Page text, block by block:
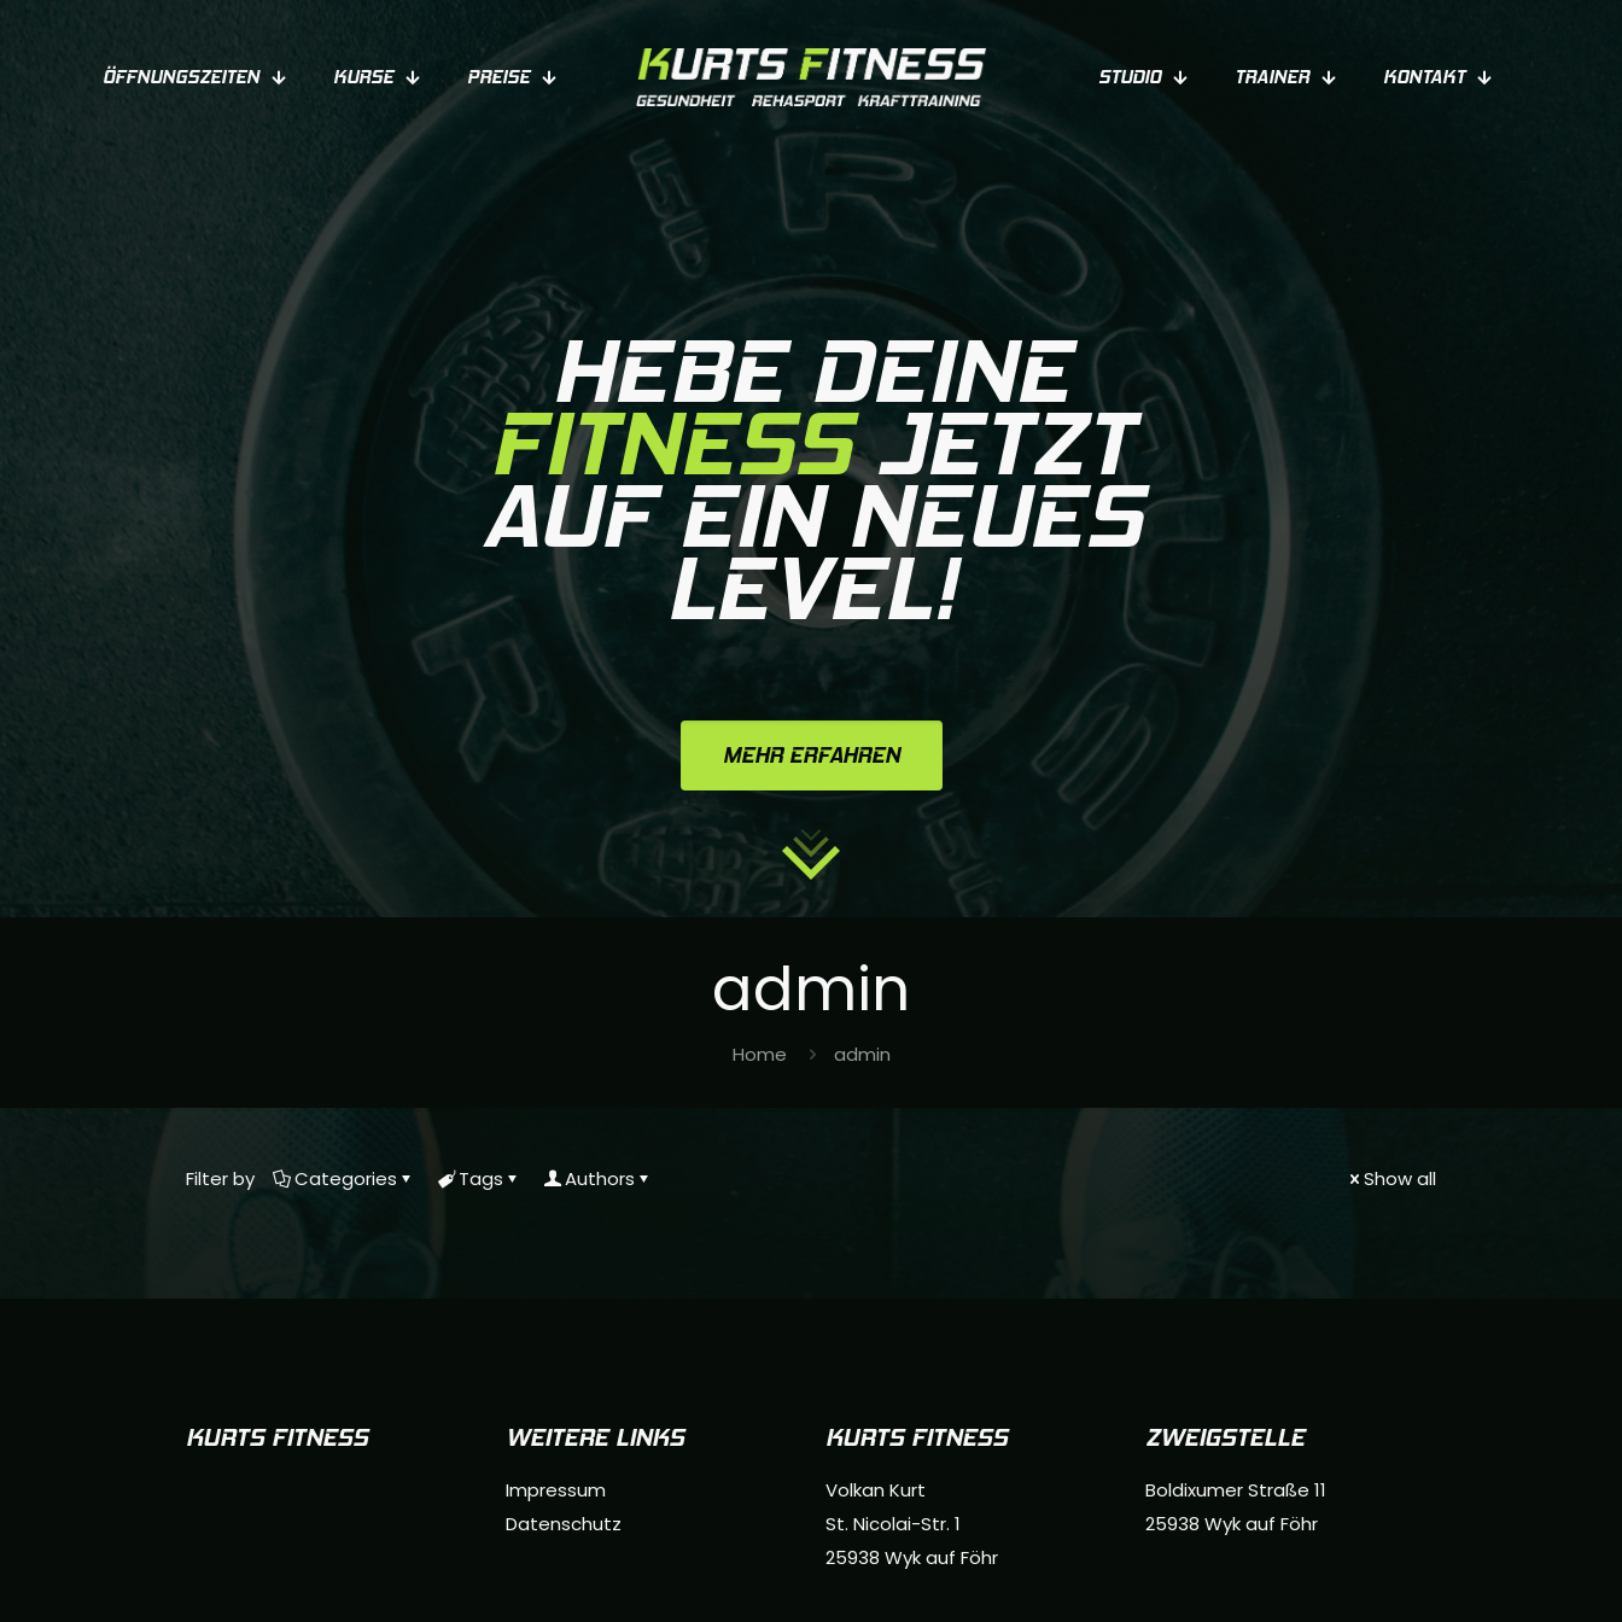
ÖFFNUNGSZEITEN KURSE PREISE STUDIO TRAINER KONTAKT
HEBE DEINE
FITNESSJETZT
AUF EIN NEUES
LEVEL!
MEHR ERFAHREN
admin
Home admin
Filter by Categories Tags Authors Show all
KURTS FITNESS WEITERE LINKS
Impressum
Datenschutz
KURTS FITNESS
Volkan Kurt
St. Nicolai-Str. 1
25938 Wyk auf Föhr
ZWEIGSTELLE
Boldixumer Straße 11
25938 Wyk auf Föhr